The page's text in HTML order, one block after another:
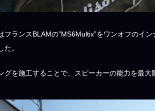
フランスBLAMの”MS6Multix”をワンオフのイ
。
グを施工することで、スピーカーの能力を最大